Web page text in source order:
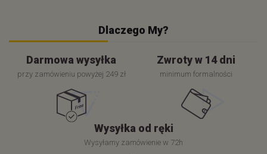
Dlaczego My?
Darmowa wysyłka
przy zamówieniu powyżej 249 zł
Zwroty w 14 dni
minimum formalności
Wysyłka od ręki
Wysyłamy zamówienie w 72h